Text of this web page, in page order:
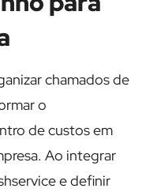
chamados de
o
de custos em
Ao integrar
e definir